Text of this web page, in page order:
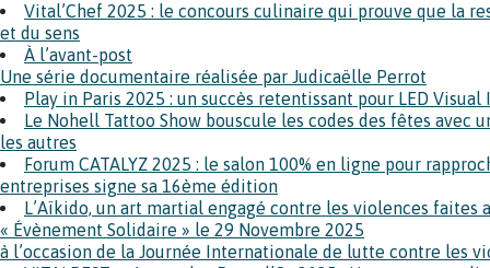
Vital’Chef 2025 : le concours culinaire qui prouve que la
et du sens
À l’avant-post
Une série documentaire réalisée par Judicaëlle Perrot
Play in Paris 2025 : un succès retentissant pour LED
Le Nohell Tattoo Show bouscule les codes des fêtes avec
les autres
Forum CATALYZ 2025 : le salon 100% en ligne pour
entreprises signe sa 16ème édition
L’Aïkido, un art martial engagé contre les violences faites
« Évènement Solidaire » le 29 Novembre 2025
à l’occasion de la Journée Internationale de lutte contre les